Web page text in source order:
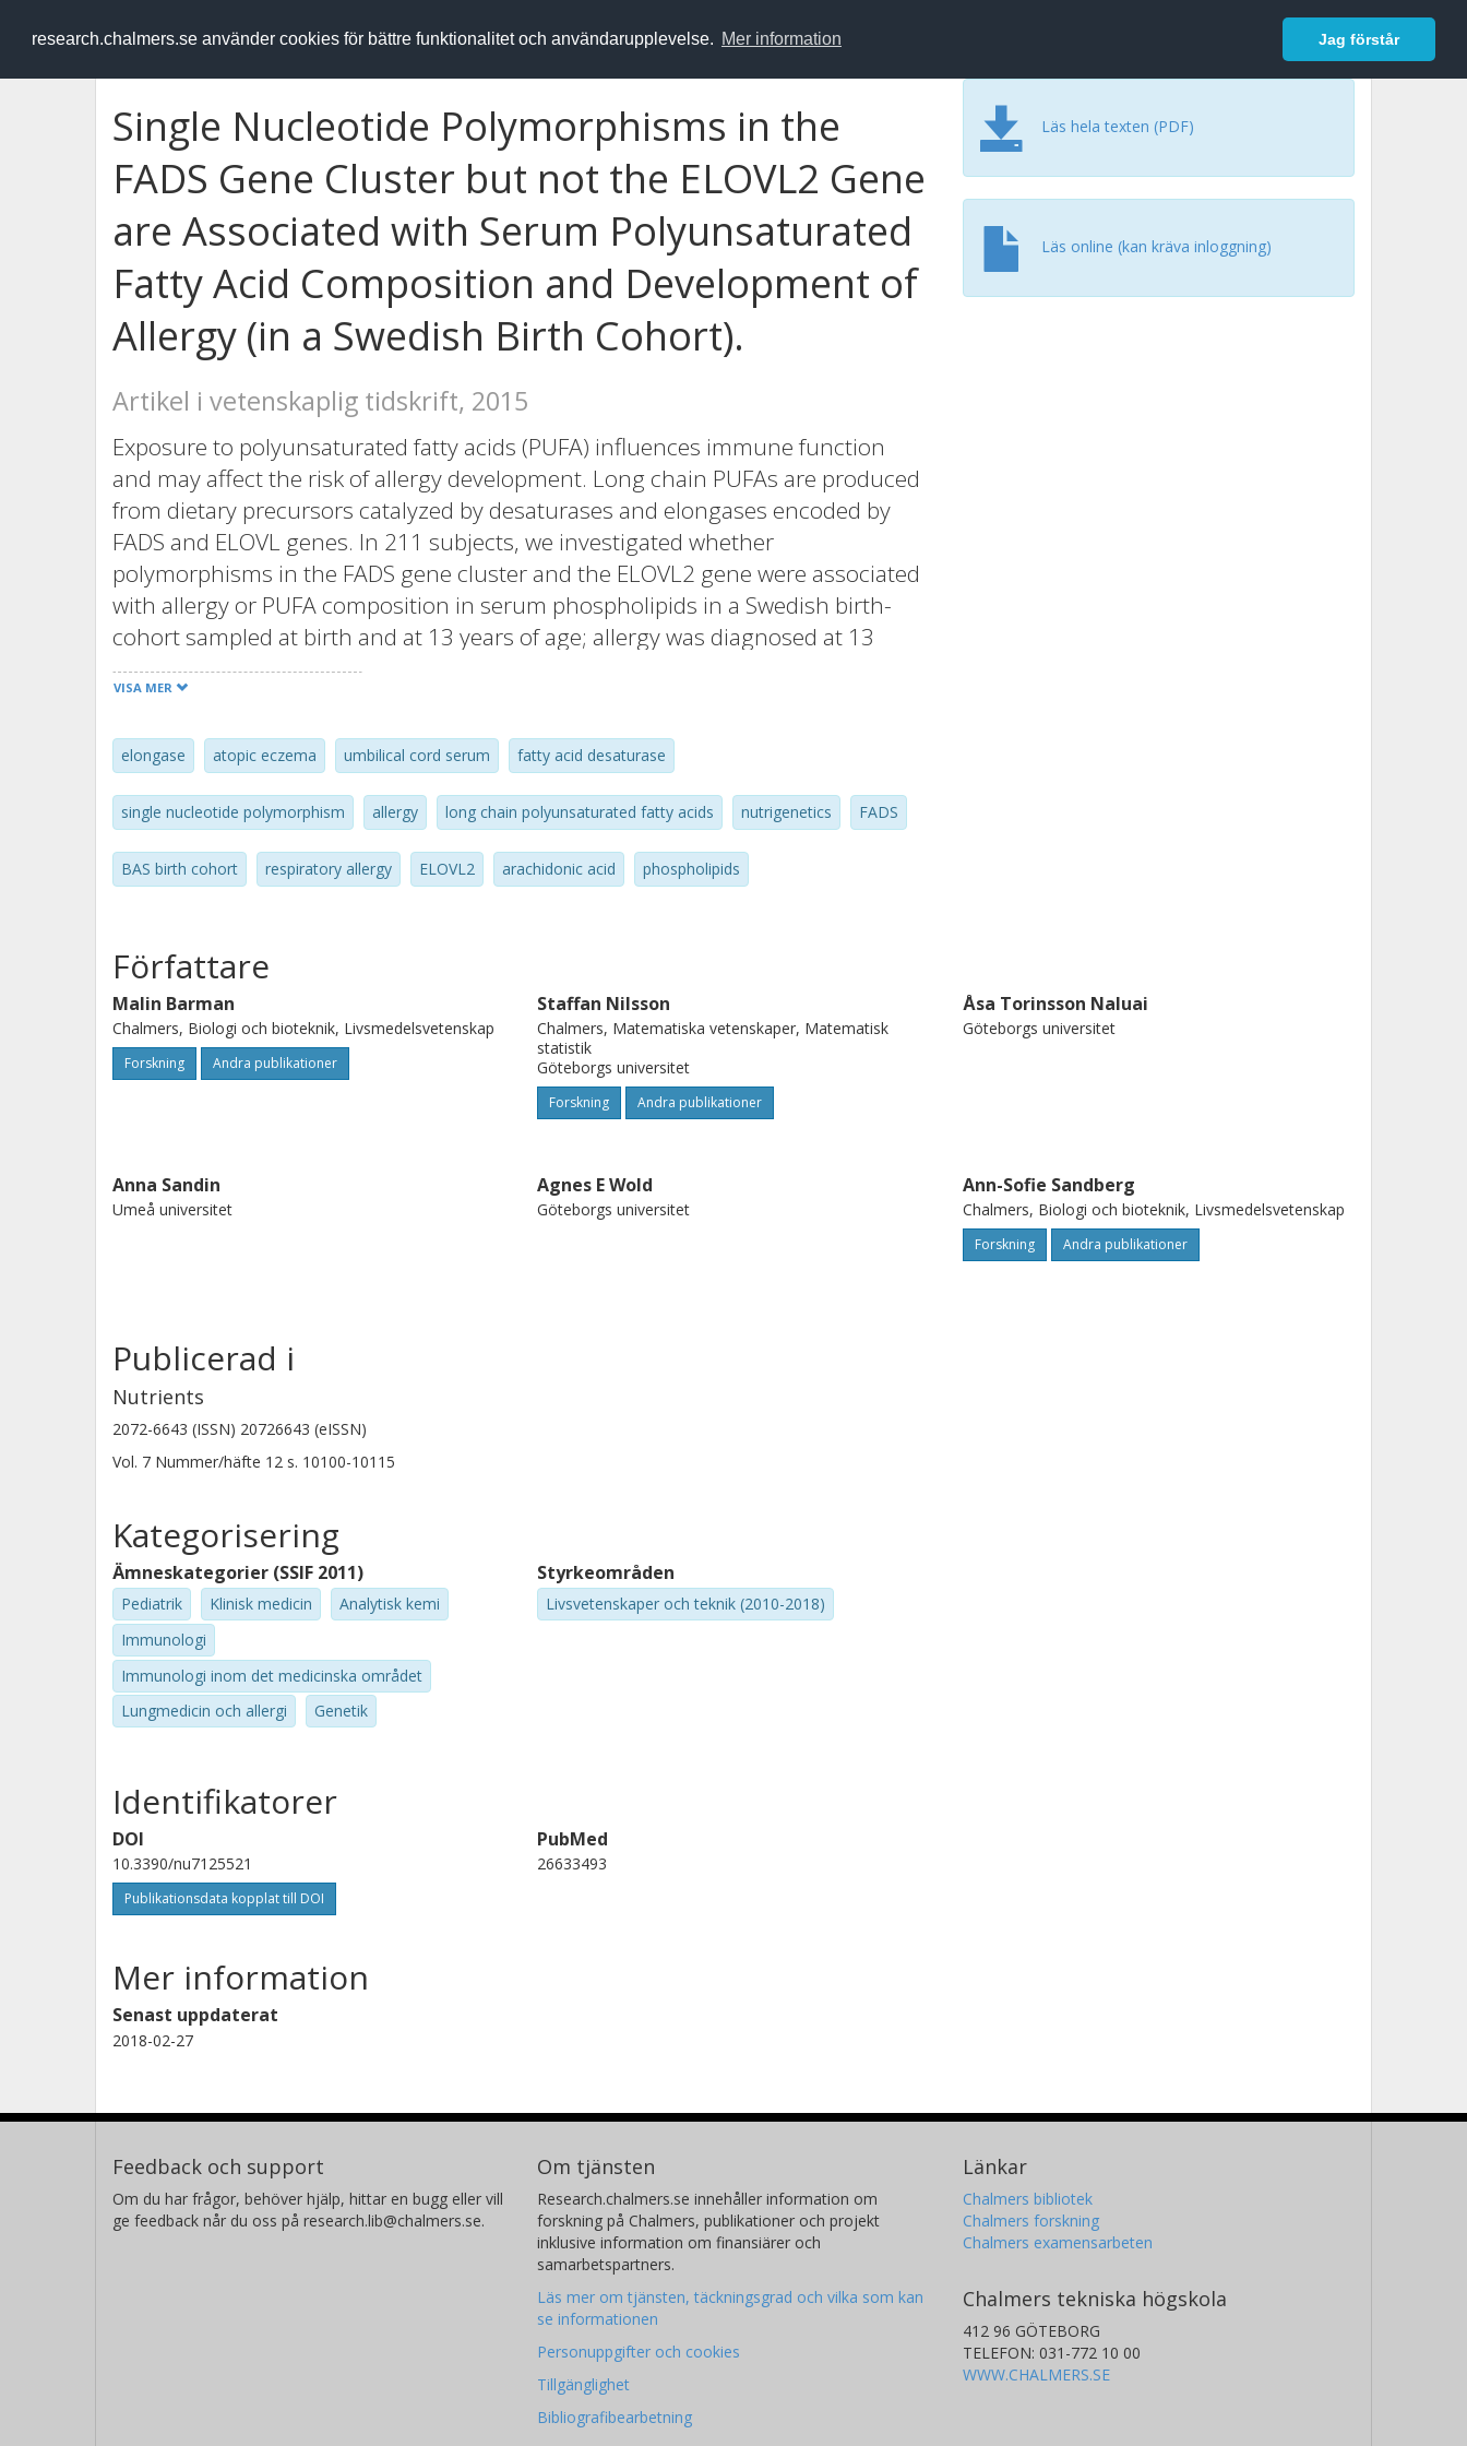
research.chalmers.se använder cookies för bättre funktionalitet och användarupplevelse. Mer information Jag förstår
RESEARCH.chalmers.se Logga in
Single Nucleotide Polymorphisms in the
FADS Gene Cluster but not the ELOVL2 Gene
are Associated with Serum Polyunsaturated
Fatty Acid Composition and Development of
Allergy (in a Swedish Birth Cohort).
Artikel i vetenskaplig tidskrift, 2015
Exposure to polyunsaturated fatty acids (PUFA) influences immune function
and may affect the risk of allergy development. Long chain PUFAs are produced
from dietary precursors catalyzed by desaturases and elongases encoded by
FADS and ELOVL genes. In 211 subjects, we investigated whether
polymorphisms in the FADS gene cluster and the ELOVL2 gene were associated
with allergy or PUFA composition in serum phospholipids in a Swedish birth-
cohort sampled at birth and at 13 years of age; allergy was diagnosed at 13
years of age. Minor allele carriers of rs102275 and rs174448 (FADS gene cluster)
had decreased proportions of 20:4 n-6 in cord and adolescent serum and
increased proportions of 20:3 n-6 in cord serum as well as a nominally reduced
risk of developing atopic eczema, but not respiratory allergy, at 13 years of age.
Minor allele carriers of rs17606561 in the ELOVL2 gene had nominally
decreased proportions of 20:4 n-6 in cord serum but ELOVL polymorphisms
(rs2236212 and rs17606561) were not associated with allergy development.
Thus, reduced capacity to desaturase n-6 PUFAs due to FADS polymorphisms
could indicate a pathogenic role for long-chain PUFAs in allergy development.
VISA MER
elongase atopic eczema umbilical cord serum fatty acid desaturase
single nucleotide polymorphism allergy long chain polyunsaturated fatty acids nutrigenetics FADS
BAS birth cohort respiratory allergy ELOVL2 arachidonic acid phospholipids
Läs hela texten (PDF)
Läs online (kan kräva inloggning)
Författare
Malin Barman
Chalmers, Biologi och bioteknik, Livsmedelsvetenskap
Forskning Andra publikationer
Staffan Nilsson
Chalmers, Matematiska vetenskaper, Matematisk
statistik
Göteborgs universitet
Forskning Andra publikationer
Åsa Torinsson Naluai
Göteborgs universitet
Anna Sandin
Umeå universitet
Agnes E Wold
Göteborgs universitet
Ann-Sofie Sandberg
Chalmers, Biologi och bioteknik, Livsmedelsvetenskap
Forskning Andra publikationer
Publicerad i
Nutrients
2072-6643 (ISSN) 20726643 (eISSN)
Vol. 7 Nummer/häfte 12 s. 10100-10115
Kategorisering
Ämneskategorier (SSIF 2011)
Pediatrik Klinisk medicin
Analytisk kemi
Immunologi
Immunologi inom det medicinska området
Lungmedicin och allergi
Genetik
Styrkeområden
Livsvetenskaper och teknik (2010-2018)
Identifikatorer
DOI
10.3390/nu7125521
Publikationsdata kopplat till DOI
PubMed
26633493
Mer information
Senast uppdaterat
2018-02-27
Feedback och support
Om du har frågor, behöver hjälp, hittar en bugg eller vill
ge feedback når du oss på research.lib@chalmers.se.
Om tjänsten
Research.chalmers.se innehåller information om
forskning på Chalmers, publikationer och projekt
inklusive information om finansiärer och
samarbetspartners.
Läs mer om tjänsten, täckningsgrad och vilka som kan
se informationen
Personuppgifter och cookies
Tillgänglighet
Bibliografibearbetning
Länkar
Chalmers bibliotek
Chalmers forskning
Chalmers examensarbeten
Chalmers tekniska högskola
412 96 GÖTEBORG
TELEFON: 031-772 10 00
WWW.CHALMERS.SE